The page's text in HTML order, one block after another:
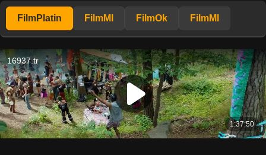
FilmPlatin FilmMl FilmOk FilmMl